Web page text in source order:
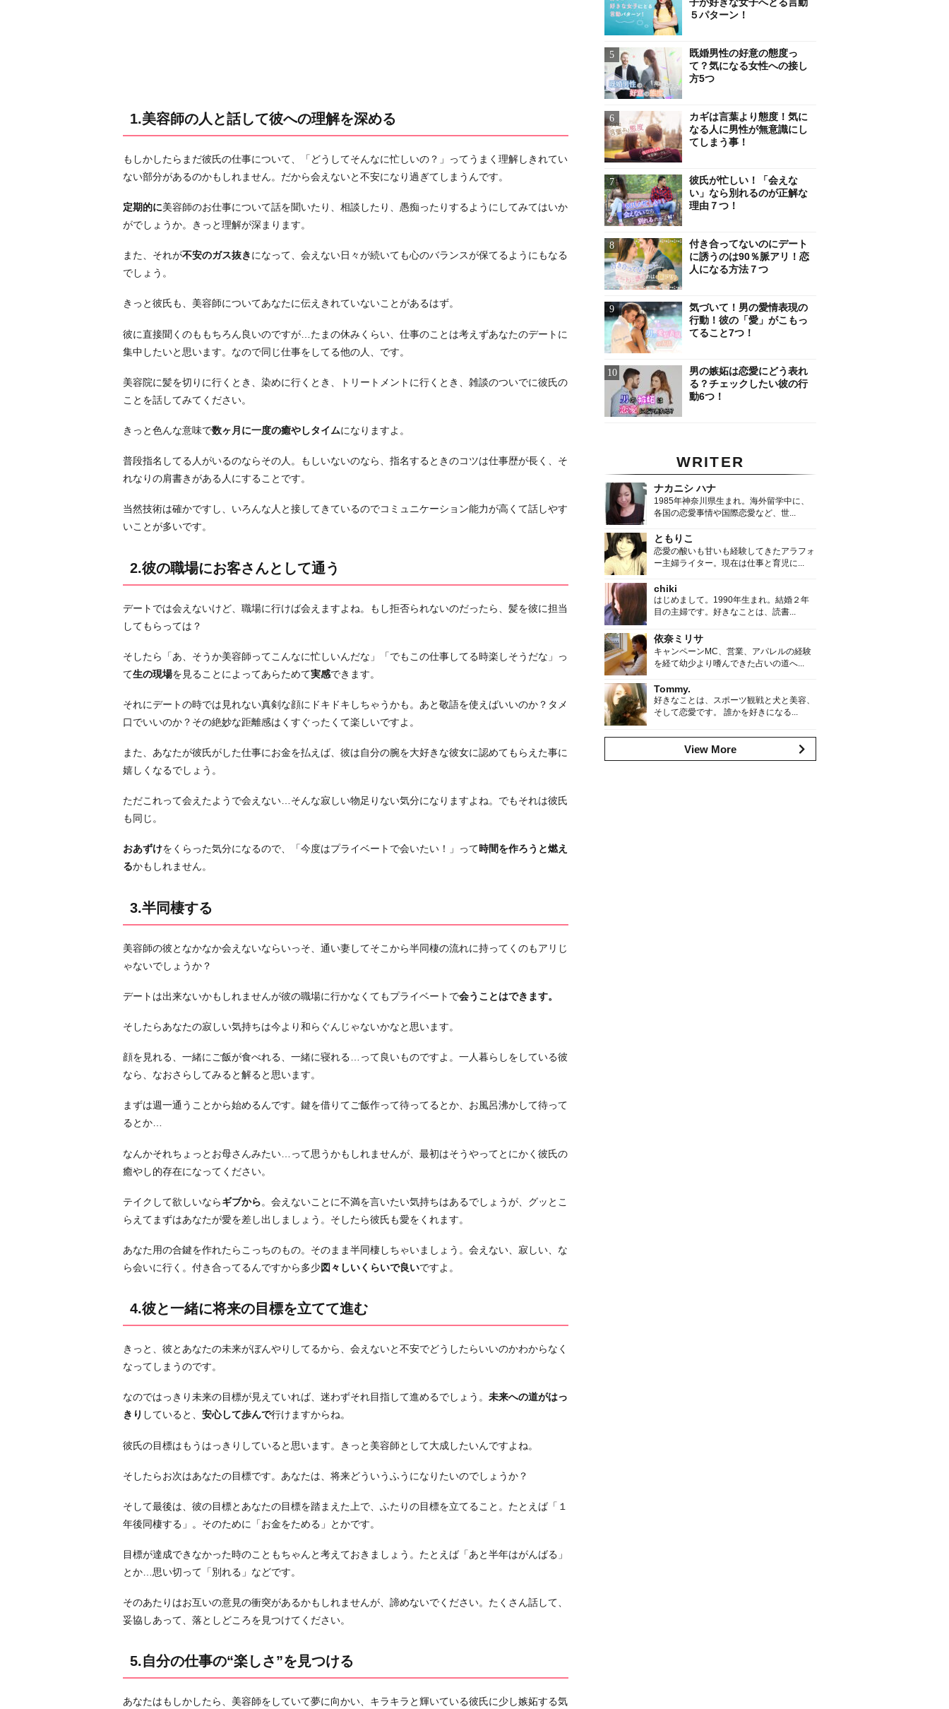
理
解
深
め
職
に
客
さ
ん
と
て
う
3.
半
同
る
彼
と
緒
将
来
目
標
立
て
て
自
の
仕
の“楽
し
見
る
お
1.美容師の人と話して彼への理解を深める
もしかしたらまだ彼氏の仕事について、「どうしてそんなに忙しいの？」ってうまく理解しきれてい
ない部分があるのかもしれません。だから会えないと不安になり過ぎてしまうんです。
定期的に美容師のお仕事について話を聞いたり、相談したり、愚痴ったりするようにしてみてはいか
がでしょうか。きっと理解が深まります。
また、それが不安のガス抜きになって、会えない日々が続いても心のバランスが保てるようにもなる
でしょう。
きっと彼氏も、美容師についてあなたに伝えきれていないことがあるはず。
彼に直接聞くのももちろん良いのですが…たまの休みくらい、仕事のことは考えずあなたのデートに
集中したいと思います。なので同じ仕事をしてる他の人、です。
美容院に髪を切りに行くとき、染めに行くとき、トリートメントに行くとき、雑談のついでに彼氏の
ことを話してみてください。
きっと色んな意味で数ヶ月に一度の癒やしタイムになりますよ。
普段指名してる人がいるのならその人。もしいないのなら、指名するときのコツは仕事歴が長く、そ
れなりの肩書きがある人にすることです。
当然技術は確かですし、いろんな人と接してきているのでコミュニケーション能力が高くて話しやす
いことが多いです。
2.彼の職場にお客さんとして通う
デートでは会えないけど、職場に行けば会えますよね。もし拒否られないのだったら、髪を彼に担当
してもらっては？
そしたら「あ、そうか美容師ってこんなに忙しいんだな」「でもこの仕事してる時楽しそうだな」っ
て生の現場を見ることによってあらためて実感できます。
それにデートの時では見れない真剣な顔にドキドキしちゃうかも。あと敬語を使えばいいのか？タメ
口でいいのか？その絶妙な距離感はくすぐったくて楽しいですよ。
また、あなたが彼氏がした仕事にお金を払えば、彼は自分の腕を大好きな彼女に認めてもらえた事に
嬉しくなるでしょう。
ただこれって会えたようで会えない…そんな寂しい物足りない気分になりますよね。でもそれは彼氏
も同じ。
おあずけをくらった気分になるので、「今度はプライベートで会いたい！」って時間を作ろうと燃え
るかもしれません。
3.半同棲する
美容師の彼となかなか会えないならいっそ、通い妻してそこから半同棲の流れに持ってくのもアリじ
ゃないでしょうか？
デートは出来ないかもしれませんが彼の職場に行かなくてもプライベートで会うことはできます。
そしたらあなたの寂しい気持ちは今より和らぐんじゃないかなと思います。
顔を見れる、一緒にご飯が食べれる、一緒に寝れる…って良いものですよ。一人暮らしをしている彼
なら、なおさらしてみると解ると思います。
まずは週一通うことから始めるんです。鍵を借りてご飯作って待ってるとか、お風呂沸かして待って
るとか…
なんかそれちょっとお母さんみたい…って思うかもしれませんが、最初はそうやってとにかく彼氏の
癒やし的存在になってください。
テイクして欲しいならギブから。会えないことに不満を言いたい気持ちはあるでしょうが、グッとこ
らえてまずはあなたが愛を差し出しましょう。そしたら彼氏も愛をくれます。
あなた用の合鍵を作れたらこっちのもの。そのまま半同棲しちゃいましょう。会えない、寂しい、な
ら会いに行く。付き合ってるんですから多少図々しいくらいで良いですよ。
4.彼と一緒に将来の目標を立てて進む
きっと、彼とあなたの未来がぼんやりしてるから、会えないと不安でどうしたらいいのかわからなく
なってしまうのです。
なのではっきり未来の目標が見えていれば、迷わずそれ目指して進めるでしょう。 未来への道がはっ
きり していると、 安心して歩んで行けますからね。
彼氏の目標はもうはっきりしていると思います。きっと美容師として大成したいんですよね。
そしたらお次はあなたの目標です。あなたは、将来どういうふうになりたいのでしょうか？
そして最後は、彼の目標とあなたの目標を踏まえた上で、ふたりの目標を立てること。たとえば「１
年後同棲する」。そのために「お金をためる」とかです。
目標が達成できなかった時のこともちゃんと考えておきましょう。たとえば「あと半年はがんばる」
とか…思い切って「別れる」などです。
そのあたりはお互いの意見の衝突があるかもしれませんが、諦めないでください。たくさん話して、
妥協しあって、落としどころを見つけてください。
5.自分の仕事の“楽しさ”を見つける
あなたはもしかしたら、美容師をしていて夢に向かい、キラキラと輝いている彼氏に少し嫉妬する気
５パターン！
既婚男性の好意の態度っ
て？気になる女性への接し
方5つ
カギは言葉より態度！気に
なる人に男性が無意識にし
てしまう事！
彼氏が忙しい！「会えな
い」なら別れるのが正解な
理由７つ！
付き合ってないのにデート
に誘うのは90％脈アリ！恋
人になる方法７つ
気づいて！男の愛情表現の
行動！彼の「愛」がこもっ
てること7つ！
男の嫉妬は恋愛にどう表れ
る？チェックしたい彼の行
動6つ！
WRITER
ナカニシ ハナ
1985年神奈川県生まれ。海外留学中に、
各国の恋愛事情や国際恋愛など、世...
ともりこ
恋愛の酸いも甘いも経験してきたアラフォ
ー主婦ライター。現在は仕事と育児に...
chiki
はじめまして。1990年生まれ。結婚２年
目の主婦です。好きなことは、読書...
依奈ミリサ
キャンペーンMC、営業、アパレルの経験
を経て幼少より嗜んできた占いの道へ...
Tommy.
好きなことは、スポーツ観戦と犬と美容、
そして恋愛です。 誰かを好きになる...
View More